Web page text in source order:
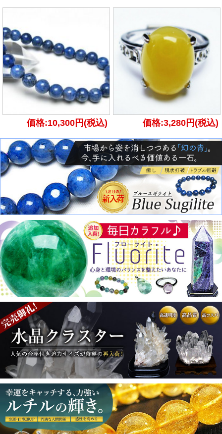
価格:10,300円(税込) 価格:3,280円(税込)